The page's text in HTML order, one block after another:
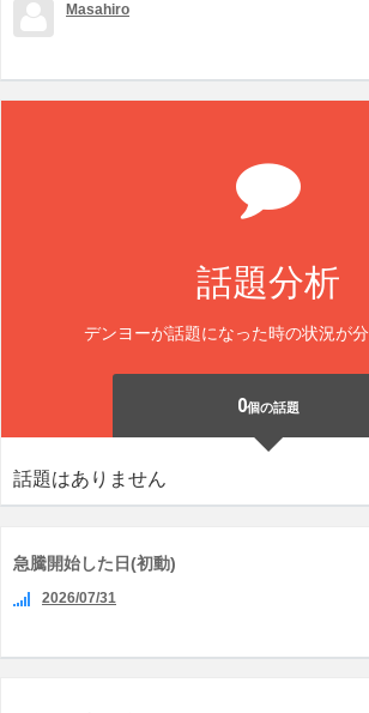
Masahiro
話題分析
デンヨーが話題になった時の状況が分
0個の話題
話題はありません
急騰開始した日(初動)
2026/07/31